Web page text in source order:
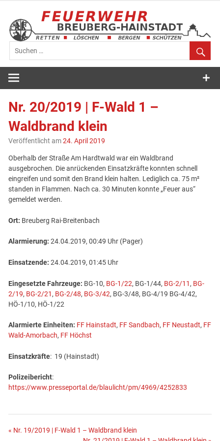
springen
Feuerwehr
Breuberg-
Hainstadt
Nr. 20/2019 | F-Wald 1 –
Waldbrand klein
Veröffentlicht am24. April 2019
Oberhalb der Straße Am Hardtwald war ein Waldbrand
ausgebrochen. Die anrückenden Einsatzkräfte konnten schnell
eingreifen und somit den Brand klein halten. Lediglich ca. 75 m²
standen in Flammen. Nach ca. 30 Minuten konnte „Feuer aus“
gemeldet werden.
Ort: Breuberg Rai-Breitenbach
Alarmierung: 24.04.2019, 00:49 Uhr (Pager)
Einsatzende: 24.04.2019, 01:45 Uhr
Eingesetzte Fahrzeuge: BG-10, BG-1/22, BG-1/44, BG-2/11, BG-
2/19, BG-2/21, BG-2/48, BG-3/42, BG-3/48, BG-4/19 BG-4/42,
HÖ-1/10, HÖ-1/22
Alarmierte Einheiten: FF Hainstadt, FF Sandbach, FF Neustadt, FF
Wald-Amorbach, FF Höchst
Einsatzkräfte: 19 (Hainstadt)
Polizeibericht:
https://www.presseportal.de/blaulicht/pm/4969/4252833
Beitragsnavigation
« Nr. 19/2019 | F-Wald 1 – Waldbrand klein